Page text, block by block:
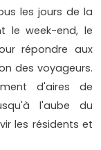
les jours de la
le week-end, le
répondre aux
des voyageurs.
d'aires de
l'aube du
les résidents et